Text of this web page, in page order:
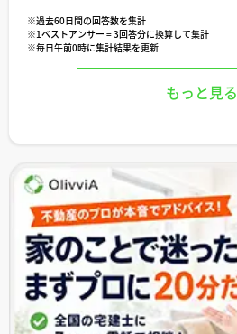
※過去60日間の回答数を集計
※1ベストアンサー = 3回答分に換算して集計
※毎日午前0時に集計結果を更新
もっと見る